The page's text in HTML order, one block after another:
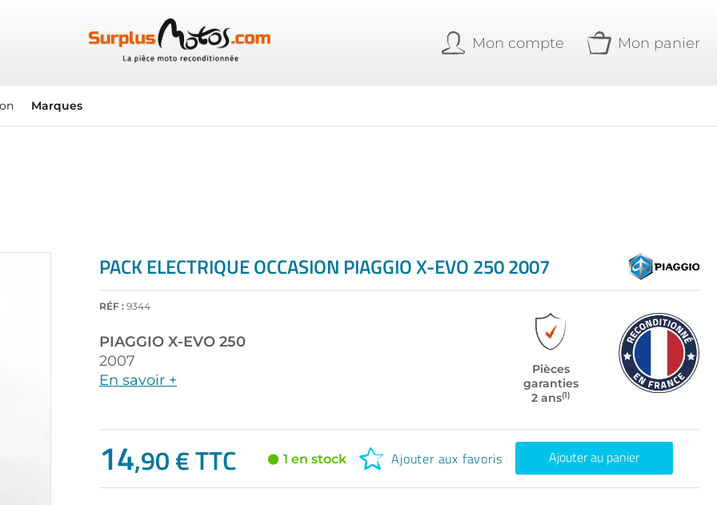
Mon compte Mon panier
Marques
PACK ELECTRIQUE OCCASION PIAGGIO X-EVO 250 2007
RÉF : 9344
PIAGGIO X-EVO 250
2007
En savoir +
Pièces
garanties
2 ans(1)
14,90 € TTC 1 en stock Ajouter aux favoris Ajouter au panier